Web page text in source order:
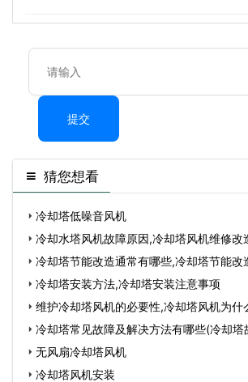
提交
猜您想看
冷却塔低噪音风机
冷却水塔风机故障原因,冷却塔风机维修改
冷却塔节能改造通常有哪些,冷却塔节能改
冷却塔安装方法,冷却塔安装注意事项
维护冷却塔风机的必要性,冷却塔风机为什
冷却塔常见故障及解决方法有哪些(冷却塔
无风扇冷却塔风机
冷却塔风机安装